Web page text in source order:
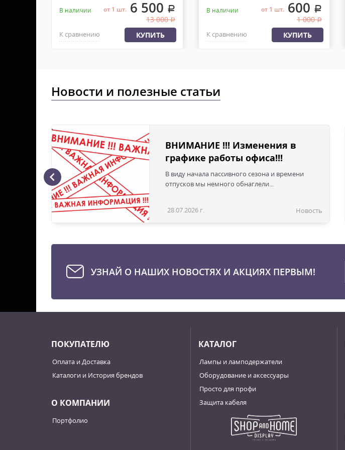
В наличии от 1 шт.6 500 .
13 000.
К сравнению КУПИТЬ
В наличии от 1 шт. 600 .
1 000.
К сравнению КУПИТЬ
Новости и полезные статьи
ВНИМАНИЕ !!! Изменения в
графике работы офиса!!!
В виду начала пассивного сезона и времени
отпусков мы немного обнаглели...
28.07.2026 г. Новость
УЗНАЙ О НАШИХ НОВОСТЯХ И АКЦИЯХ ПЕРВЫМ!
ПОКУПАТЕЛЮ
Оплата и Доставка
Каталоги и История брендов
О КОМПАНИИ
Портфолио
КАТАЛОГ
Лампы и ламподержатели
Оборудование и аксессуары
Просто для профи
Защита кабеля